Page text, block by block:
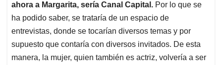
ahora a Margarita, sería Canal Capital. Por lo que se
ha podido saber, se trataría de un espacio de
entrevistas, donde se tocarían diversos temas y por
supuesto que contaría con diversos invitados. De esta
manera, la mujer, quien también es actriz, volvería a ser